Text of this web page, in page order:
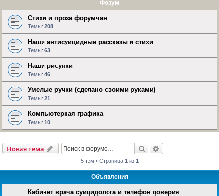
Форум
Стихи и проза форумчан
Темы: 208
Наши антисуицидные рассказы и стихи
Темы: 63
Наши рисунки
Темы: 46
Умелые ручки (сделано своими руками)
Темы: 21
Компьютерная графика
Темы: 10
Новая тема Поиск
5 тем • Страница 1 из 1
Объявления
Кабинет врача суицидолога и телефон доверия